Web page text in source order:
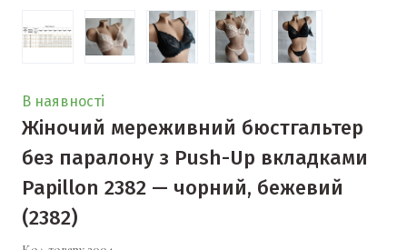
В наявності
Жіночий мереживний бюстгальтер
без паралону з Push-Up вкладками
Papillon 2382 — чорний, бежевий
(2382)